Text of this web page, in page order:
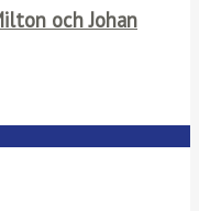
och Johan